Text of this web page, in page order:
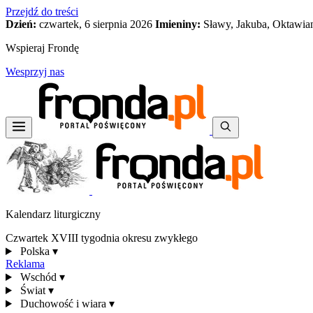
Przejdź do treści
Dzień: czwartek, 6 sierpnia 2026 Imieniny: Sławy, Jakuba,
Wspieraj Frondę
Wesprzyj nas
Kalendarz liturgiczny
Czwartek XVIII tygodnia okresu zwykłego
Polska ▾
Reklama
Wschód ▾
Świat ▾
Duchowość i wiara ▾